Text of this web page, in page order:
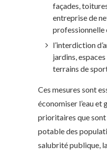
façades,
entreprise de
professionnelle
l’interdiction
jardins,
terrains de
Ces mesures sont
économiser l’eau et
prioritaires que sont
potable des
salubrité publique,